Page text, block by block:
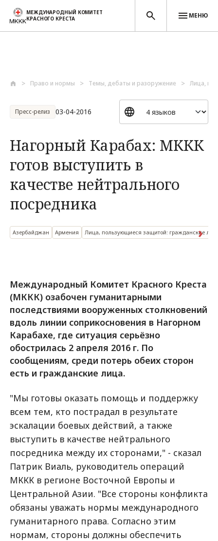
МЕЖДУНАРОДНЫЙ КОМИТЕТ
КРАСНОГО КРЕСТА
МЕНЮ
Право и нормы Темы, дебаты и разоружение Лица,
Пресс-релиз 03-04-2016
Нагорный Карабах: МККК
готов выступить в
качестве нейтрального
посредника
Азербайджан Армения Лица, пользующиеся защитой: гражданские
Международный Комитет Красного Креста
(МККК) озабочен гуманитарными
последствиями вооруженных столкновений
вдоль линии соприкосновения в Нагорном
Карабахе, где ситуация серьёзно
обострилась 2 апреля 2016 г. По
сообщениям, среди потерь обеих сторон
есть и гражданские лица.
"Мы готовы оказать помощь и поддержку
всем тем, кто пострадал в результате
эскалации боевых действий, а также
выступить в качестве нейтрального
посредника между их сторонами," - сказал
Патрик Виаль, руководитель операций
МККК в регионе Восточной Европы и
Центральной Азии. "Все стороны конфликта
обязаны уважать нормы международного
гуманитарного права. Согласно этим
нормам, стороны должны обеспечить